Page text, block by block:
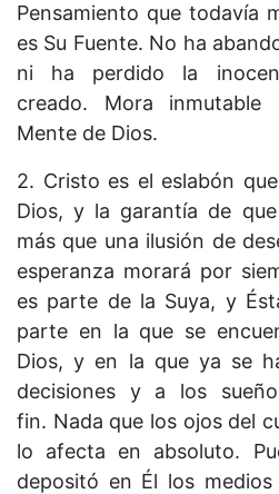
Pensamiento que todavía
es Su Fuente. No ha
ni ha perdido la
creado. Mora
Mente de Dios.
2. Cristo es el eslabón
Dios, y la garantía de
más que una ilusión de
esperanza morará por
es parte de la Suya, y
parte en la que se
Dios, y en la que ya se
decisiones y a los
fin. Nada que los ojos del
lo afecta en absoluto.
depositó en Él los